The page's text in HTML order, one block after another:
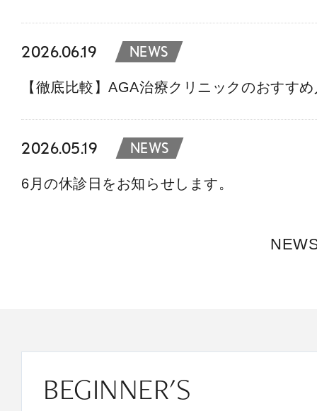
2026.06.19 NEWS
【徹底比較】AGA治療クリニックのおすす
2026.05.19 NEWS
6月の休診日をお知らせします。
BEGINNER'S